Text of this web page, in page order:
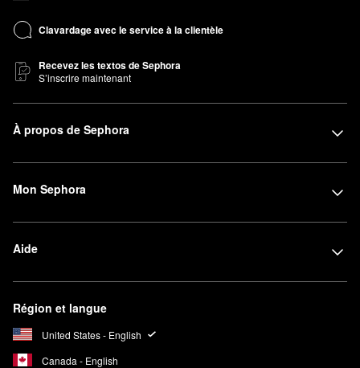
Clavardage avec le service à la clientèle
Recevez les textos de Sephora
S’inscrire maintenant
À propos de Sephora
Mon Sephora
Aide
Région et langue
United States - English
Canada - English